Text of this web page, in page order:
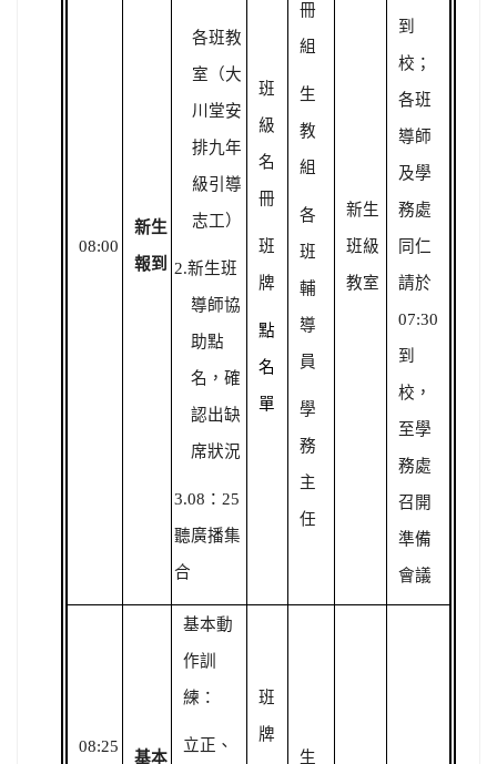
08:00
新生
報到
各班教
室（大
川堂安
排九年
級引導
志工）
2.新生班
導師協
助點
名，確
認出缺
席狀況
3.08 ：25
聽廣播集
合
班
級
名
冊
班
牌
點
名
單
冊
組
生
教
組
各
班
輔
導
員
學
務
主
任
新生
班級
教室
到
校；
各班
導師
及學
務處
同仁
請於
07:30
到
校，
至學
務處
召開
準備
會議
08:25
基本
基本動
作訓
練：
立正、
班
牌
生